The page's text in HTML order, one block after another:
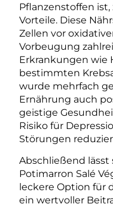
Pflanzenstoffen
Vorteile. Diese
Zellen vor
Vorbeugung
Erkrankungen wie
bestimmten
wurde mehrfach
Ernährung auch
geistige
Risiko für
Störungen
Abschließend lässt
Potimarron Salé
leckere Option für
ein wertvoller